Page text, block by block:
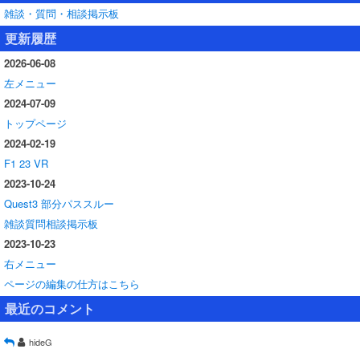
雑談・質問・相談掲示板
更新履歴
2026-06-08
左メニュー
2024-07-09
トップページ
2024-02-19
F1 23 VR
2023-10-24
Quest3 部分パススルー
雑談質問相談掲示板
2023-10-23
右メニュー
ページの編集の仕方はこちら
最近のコメント
hideG